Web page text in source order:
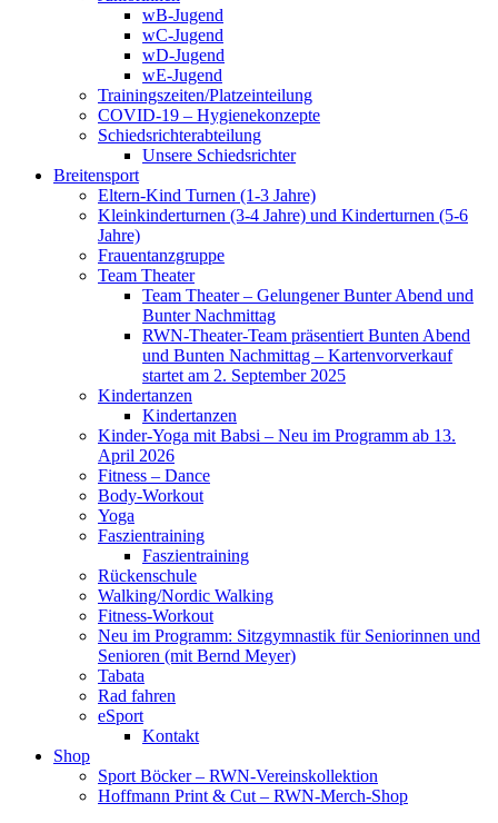
wB-Jugend
wC-Jugend
wD-Jugend
wE-Jugend
Trainingszeiten/Platzeinteilung
COVID-19 – Hygienekonzepte
Schiedsrichterabteilung
Unsere Schiedsrichter
Breitensport
Eltern-Kind Turnen (1-3 Jahre)
Kleinkinderturnen (3-4 Jahre) und Kinderturnen (5-6
Jahre)
Frauentanzgruppe
Team Theater
Team Theater – Gelungener Bunter Abend und
Bunter Nachmittag
RWN-Theater-Team präsentiert Bunten Abend
und Bunten Nachmittag – Kartenvorverkauf
startet am 2. September 2025
Kindertanzen
Kindertanzen
Kinder-Yoga mit Babsi – Neu im Programm ab 13.
April 2026
Fitness – Dance
Body-Workout
Yoga
Faszientraining
Faszientraining
Rückenschule
Walking/Nordic Walking
Fitness-Workout
Neu im Programm: Sitzgymnastik für Seniorinnen und
Senioren (mit Bernd Meyer)
Tabata
Rad fahren
eSport
Kontakt
Shop
Sport Böcker – RWN-Vereinskollektion
Hoffmann Print & Cut – RWN-Merch-Shop